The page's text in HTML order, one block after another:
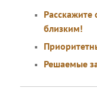
Расскажите
близким!
Решаемые